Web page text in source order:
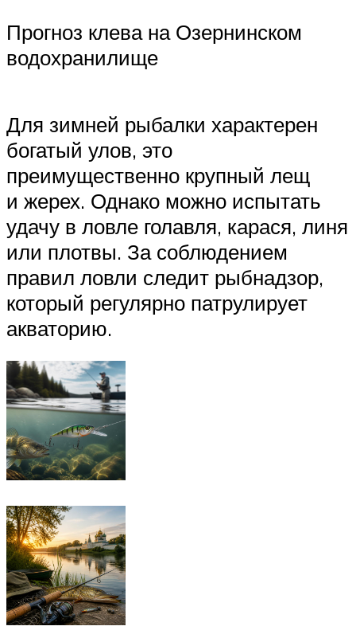
Прогноз клева на Озернинском
водохранилище
Для зимней рыбалки характерен
богатый улов, это
преимущественно крупный лещ
и жерех. Однако можно испытать
удачу в ловле голавля, карася, линя
или плотвы. За соблюдением
правил ловли следит рыбнадзор,
который регулярно патрулирует
акваторию.